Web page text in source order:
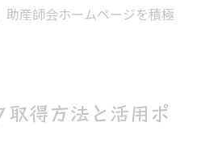
助産師会ホームページを積極
取得方法と活用ポ